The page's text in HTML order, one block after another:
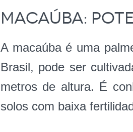
Macaúba:
A macaúba é uma
Brasil, pode ser
metros de altura. É
solos com baixa